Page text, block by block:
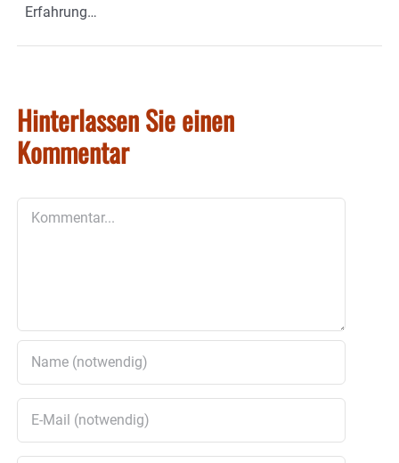
Erfahrung…
Hinterlassen Sie einen
Kommentar